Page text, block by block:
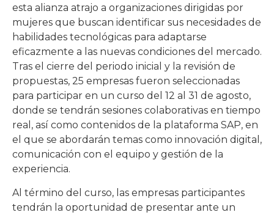
esta alianza atrajo a organizaciones dirigidas por
mujeres que buscan identificar sus necesidades de
habilidades tecnológicas para adaptarse
eficazmente a las nuevas condiciones del mercado.
Tras el cierre del periodo inicial y la revisión de
propuestas, 25 empresas fueron seleccionadas
para participar en un curso del 12 al 31 de agosto,
donde se tendrán sesiones colaborativas en tiempo
real, así como contenidos de la plataforma SAP, en
el que se abordarán temas como innovación digital,
comunicación con el equipo y gestión de la
experiencia.
Al término del curso, las empresas participantes
tendrán la oportunidad de presentar ante un